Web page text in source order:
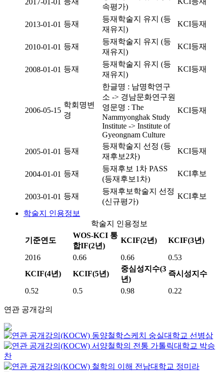
2017-01-01
속평가)
2013-01-01 등재
등재학술지 유지 (등
재유지)
KCI등재
2010-01-01 등재
등재학술지 유지 (등
재유지)
KCI등재
2008-01-01 등재
등재학술지 유지 (등
재유지)
KCI등재
2006-05-15
학회명변
경
한글명 : 남명학연구
소 -> 경남문화연구원
영문명 : The
Nammyonghak Study
Institute -> Institute of
Gyeongnam Culture
KCI등재
2005-01-01 등재
등재학술지 선정 (등
재후보2차)
KCI등재
2004-01-01 등재
등재후보 1차 PASS
(등재후보1차)
KCI후보
2003-01-01 등재
등재후보학술지 선정
(신규평가)
KCI후보
학술지 인용정보
학술지 인용정보
기준연도
WOS-KCI 통
합IF(2년)
KCIF(2년) KCIF(3년)
2016 0.66 0.66
0.53
KCIF(4년)
KCIF(5년)
중심성지수(3
년)
즉시성지수
0.52 0.5 0.98 0.22
연관 공개강의
동양철학스케치 숭실대학교 선병삼
서양철학의 전통 가톨릭대학교 박승
찬
철학의 이해 전남대학교 정미라